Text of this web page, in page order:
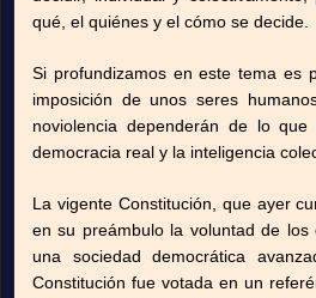
qué, el quiénes y el cómo se decide.
Si profundizamos en este tema es
imposición de unos seres
noviolencia dependerán de lo que
democracia real y la inteligencia
La vigente Constitución, que ayer
en su preámbulo la voluntad de los
una sociedad democrática
Constitución fue votada en un